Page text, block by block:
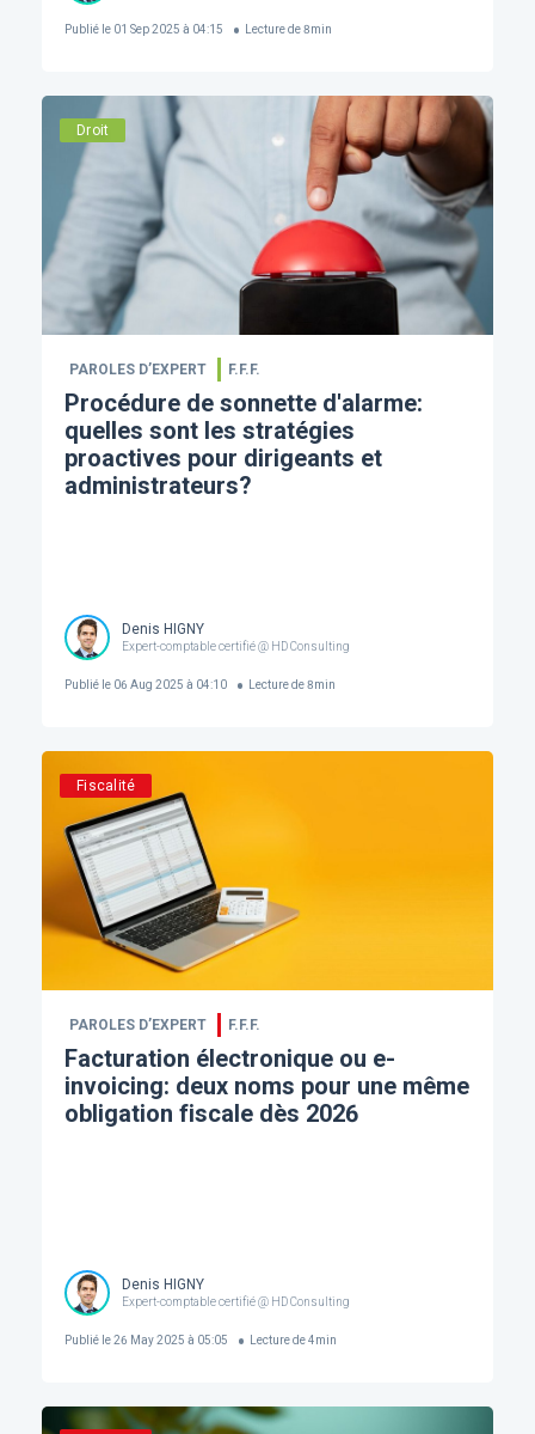
Publié le01 Sep 2025 à 04:15 Lecture de8min
Droit
PAROLES D’EXPERT F.F.F.
Procédure de sonnette d'alarme:
quelles sont les stratégies
proactives pour dirigeants et
administrateurs?
Denis HIGNY
Expert-comptable certifié @ HD Consulting
Publié le06 Aug 2025 à 04:10 Lecture de8min
Fiscalité
PAROLES D’EXPERT F.F.F.
Facturation électronique ou e-
invoicing: deux noms pour une même
obligation fiscale dès 2026
Denis HIGNY
Expert-comptable certifié @ HD Consulting
Publié le26 May 2025 à 05:05 Lecture de4min